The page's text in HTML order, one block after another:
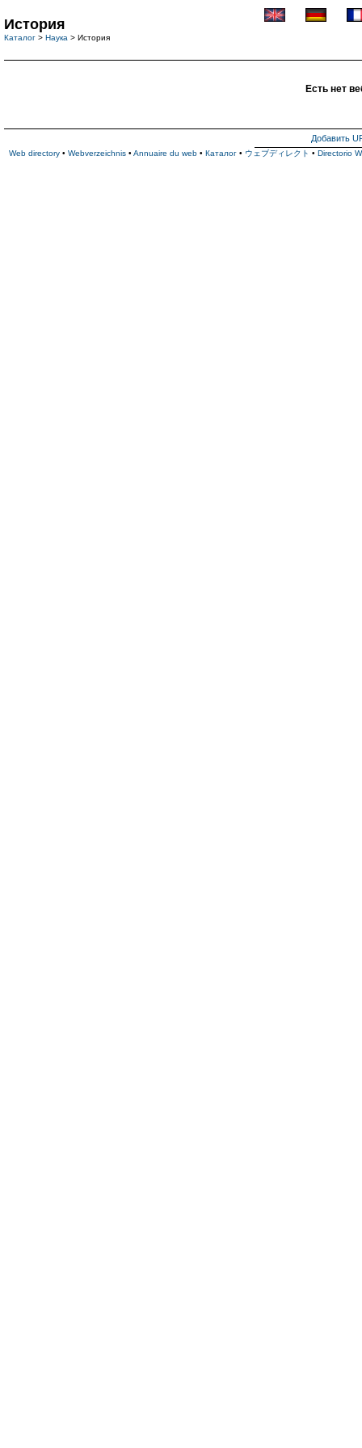
История
Каталог > Наука > История
Есть нет
Добавить
Web directory • Webverzeichnis • Annuaire du web • Каталог • ウェブディレクト • Directorio